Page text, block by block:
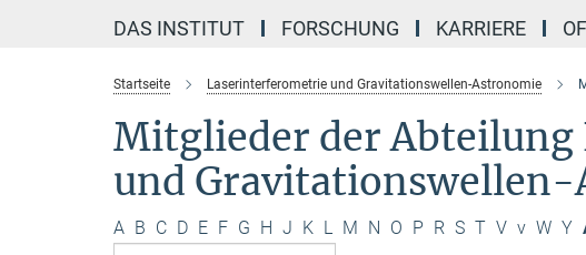
DAS INSTITUT FORSCHUNG KARRIERE
Startseite Laserinterferometrie und Gravitationswellen-Astronomie
Mitglieder der
und
A B C D E F G H J K L M N O P R S T V v W Y